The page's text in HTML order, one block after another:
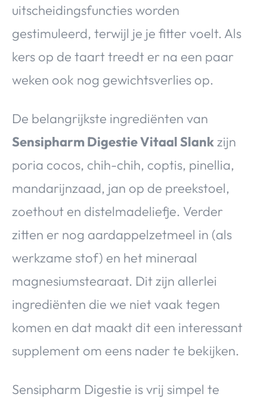
uitscheidingsfuncties worden
gestimuleerd, terwijl je je fitter voelt. Als
kers op de taart treedt er na een paar
weken ook nog gewichtsverlies op.
De belangrijkste ingrediënten van
Sensipharm Digestie Vitaal Slankzijn
poria cocos, chih-chih, coptis, pinellia,
mandarijnzaad, jan op de preekstoel,
zoethout en distelmadeliefje. Verder
zitten er nog aardappelzetmeel in (als
werkzame stof) en het mineraal
magnesiumstearaat. Dit zijn allerlei
ingrediënten die we niet vaak tegen
komen en dat maakt dit een interessant
supplement om eens nader te bekijken.
Sensipharm Digestie is vrij simpel te